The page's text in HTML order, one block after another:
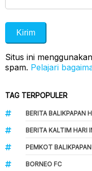
Situs ini
spam. Pelajari
TAG TERPOPULER
BERITA BALIKPAPAN
BERITA KALTIM HARI
PEMKOT BALIKPAPAN
BORNEO FC